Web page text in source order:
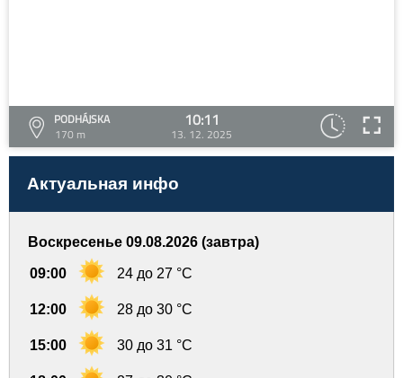
PODHÁJSKA
170 m
10:11
13. 12. 2025
Актуальная инфо
Воскресенье 09.08.2026 (завтра)
09:00 24 до 27 °C
12:00 28 до 30 °C
15:00 30 до 31 °C